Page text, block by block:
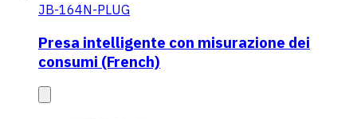
JB-164N-PLUG
Presa intelligente con misurazione dei
consumi (French)